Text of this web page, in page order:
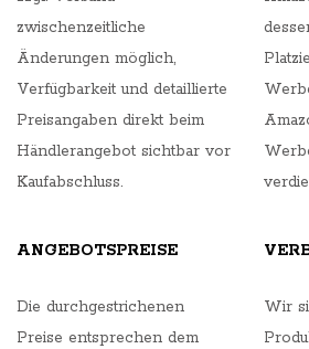
zwischenzeitliche
Änderungen möglich,
Verfügbarkeit und detaillierte
Preisangaben direkt beim
Händlerangebot sichtbar vor
Kaufabschluss.
ANGEBOTSPREISE
Die durchgestrichenen
Preise entsprechen dem
Wir